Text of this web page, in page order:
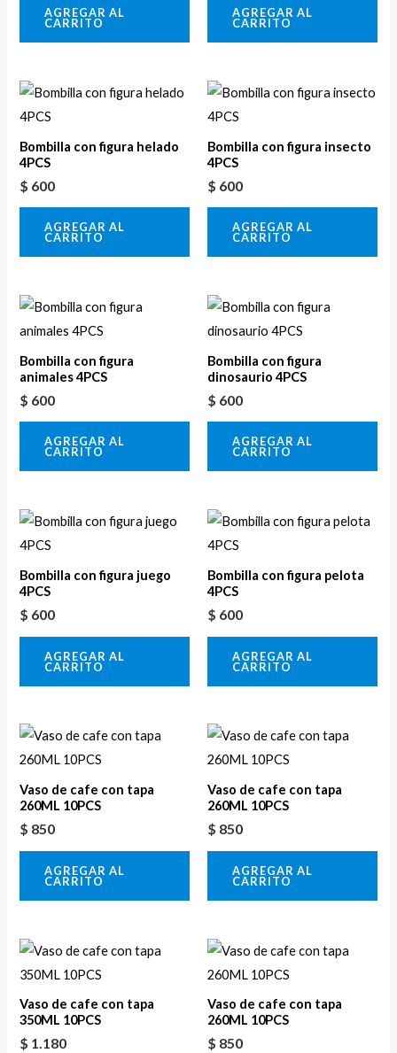
AGREGAR AL
CARRITO
AGREGAR AL
CARRITO
Bombilla con figura helado
4PCS
$ 600
AGREGAR AL
CARRITO
Bombilla con figura insecto
4PCS
$ 600
AGREGAR AL
CARRITO
Bombilla con figura
animales 4PCS
$ 600
AGREGAR AL
CARRITO
Bombilla con figura
dinosaurio 4PCS
$ 600
AGREGAR AL
CARRITO
Bombilla con figura juego
4PCS
$ 600
AGREGAR AL
CARRITO
Bombilla con figura pelota
4PCS
$ 600
AGREGAR AL
CARRITO
Vaso de cafe con tapa
260ML 10PCS
$ 850
AGREGAR AL
CARRITO
Vaso de cafe con tapa
260ML 10PCS
$ 850
AGREGAR AL
CARRITO
Vaso de cafe con tapa
350ML 10PCS
$ 1.180
Vaso de cafe con tapa
260ML 10PCS
$ 850